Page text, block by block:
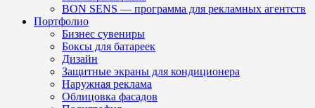
BON SENS — программа для рекламных агентств
Портфолио
Бизнес сувениры
Боксы для батареек
Дизайн
Защитные экраны для кондиционера
Наружная реклама
Облицовка фасадов